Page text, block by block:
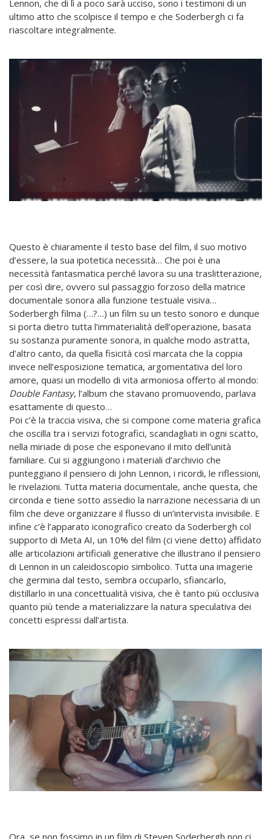
Lennon, che di lì a poco sarà ucciso, sono i testimoni di un
ultimo atto che scolpisce il tempo e che Soderbergh ci fa
riascoltare integralmente.
Questo è chiaramente il testo base del film, il suo motivo
d’essere, la sua ipotetica necessità… Che poi è una
necessità fantasmatica perché lavora su una traslitterazione,
per così dire, ovvero sul passaggio forzoso della matrice
documentale sonora alla funzione testuale visiva…
Soderbergh filma (…?…) un film su un testo sonoro e dunque
si porta dietro tutta l’immaterialità dell’operazione, basata
su sostanza puramente sonora, in qualche modo astratta,
d’altro canto, da quella fisicità così marcata che la coppia
invece nell’esposizione tematica, argomentativa del loro
amore, quasi un modello di vita armoniosa offerto al mondo:
Double Fantasy, l’album che stavano promuovendo, parlava
esattamente di questo…
Poi c’è la traccia visiva, che si compone come materia grafica
che oscilla tra i servizi fotografici, scandagliati in ogni scatto,
nella miriade di pose che esponevano il mito dell’unità
familiare. Cui si aggiungono i materiali d’archivio che
punteggiano il pensiero di John Lennon, i ricordi, le riflessioni,
le rivelazioni. Tutta materia documentale, anche questa, che
circonda e tiene sotto assedio la narrazione necessaria di un
film che deve organizzare il flusso di un’intervista invisibile. E
infine c’è l’apparato iconografico creato da Soderbergh col
supporto di Meta AI, un 10% del film (ci viene detto) affidato
alle articolazioni artificiali generative che illustrano il pensiero
di Lennon in un caleidoscopio simbolico. Tutta una imagerie
che germina dal testo, sembra occuparlo, sfiancarlo,
distillarlo in una concettualità visiva, che è tanto più occlusiva
quanto più tende a materializzare la natura speculativa dei
concetti espressi dall’artista.
Ora, se non fossimo in un film di Steven Soderbergh non ci